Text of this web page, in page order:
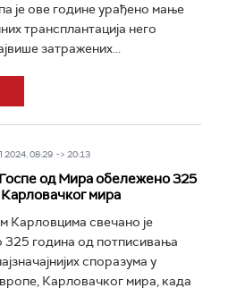
је ове године урађено мање
трансплантација него
затражених...
08:29 -> 20:13
од Мира обележено 325
мира
Карловцима свечано је
325 година од потписивања
споразума у
Карловачког мира, када